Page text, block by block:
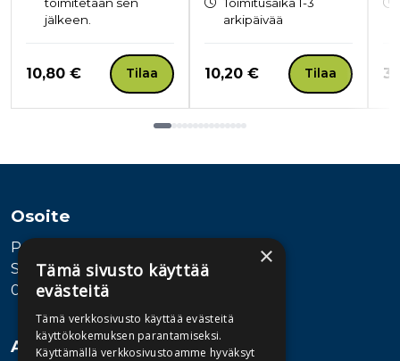
jälkeen.
Hinta nyt
10,80 € Tilaa
arkipäivää
Hinta nyt
10,20 € Tilaa
Osoite
Publiva Oy
Sörnäistenkatu 1
00580 Helsinki
Asiakaspalvelu
×
Tämä sivusto käyttää
evästeitä
Tämä verkkosivusto käyttää evästeitä
käyttökokemuksen parantamiseksi.
Käyttämällä verkkosivustoamme hyväksyt